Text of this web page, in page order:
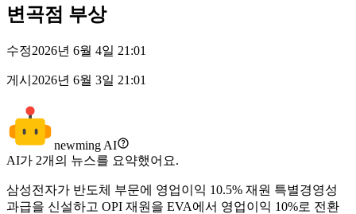
변곡점 부상
수정2026년 6월 4일 21:01
게시 2026년 6월 3일 21:01
newming AI
AI가 2개의 뉴스를 요약했어요.
삼성전자가 반도체 부문에 영업이익 10.5% 재원 특별경영성
과급을 신설하고 OPI 재원을 EVA에서 영업이익 10%로 전환